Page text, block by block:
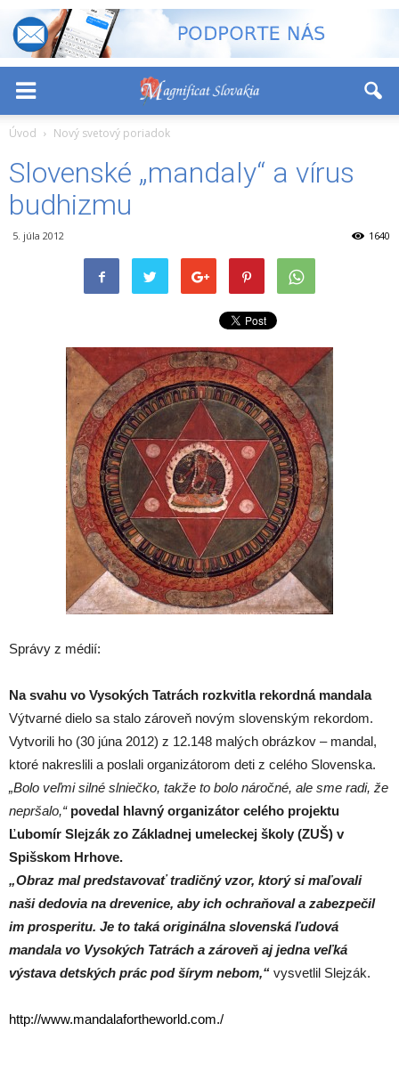
Úvod Nový svetový poriadok
Slovenské „mandaly“ a vírus
budhizmu
5. júla 2012 1640
Správy z médií:
Na svahu vo Vysokých Tatrách rozkvitla rekordná mandala
Výtvarné dielo sa stalo zároveň novým slovenským rekordom.
Vytvorili ho (30 júna 2012) z 12.148 malých obrázkov – mandal,
ktoré nakreslili a poslali organizátorom deti z celého Slovenska.
„Bolo veľmi silné slniečko, takže to bolo náročné, ale sme radi, že
nepršalo,“povedal hlavný organizátor celého projektu
Ľubomír Slejzák zo Základnej umeleckej školy (ZUŠ) v
Spišskom Hrhove.
„Obraz mal predstavovať tradičný vzor, ktorý si maľovali
naši dedovia na drevenice, aby ich ochraňoval a zabezpečil
im prosperitu. Je to taká originálna slovenská ľudová
mandala vo Vysokých Tatrách a zároveň aj jedna veľká
výstava detských prác pod šírym nebom,“ vysvetlil Slejzák.
http://www.mandalafortheworld.com./
+